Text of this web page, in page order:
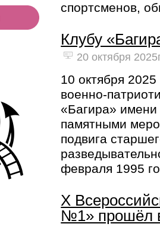
спортсменов,
Клубу
20 октября
10 октября
военно-
«Багира»
памятными
подвига
февраля 1995
X
№1» прошёл